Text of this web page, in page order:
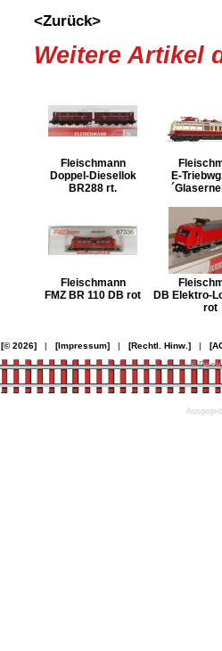
<Zurück>
Weitere Artikel
Fleischmann
Doppel-Diesellok
BR288 rt.
E-
Fleischmann
FMZ BR 110 DB rot
DB Elektro-
rot
[© 2026]| [Impressum]| [Rechtl. Hinw.]|
©